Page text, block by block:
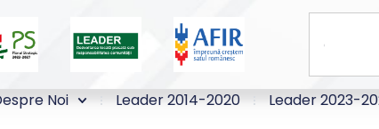
Noi Leader 2014-2020 Leader 2023-